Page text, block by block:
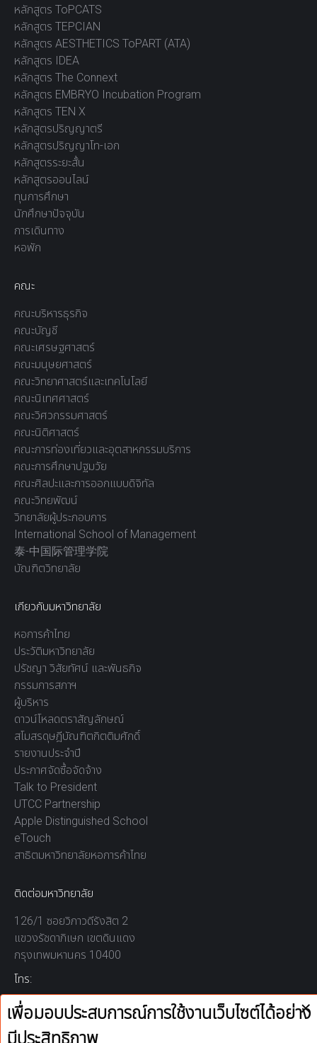
หลักสูตร ToPCATS
หลักสูตร TEPCIAN
หลักสูตร AESTHETICS ToPART (ATA)
หลักสูตร IDEA
หลักสูตร The Connext
หลักสูตร EMBRYO Incubation Program
หลักสูตร TEN X
หลักสูตรปริญญาตรี
หลักสูตรปริญญาโท-เอก
หลักสูตรระยะสั้น
หลักสูตรออนไลน์
ทุนการศึกษา
นักศึกษาปัจจุบัน
การเดินทาง
หอพัก
คณะ
คณะบริหารธุรกิจ
คณะบัญชี
คณะเศรษฐศาสตร์
คณะมนุษยศาสตร์
คณะวิทยาศาสตร์และเทคโนโลยี
คณะนิเทศศาสตร์
คณะวิศวกรรมศาสตร์
คณะนิติศาสตร์
คณะการท่องเที่ยวและอุตสาหกรรมบริการ
คณะการศึกษาปฐมวัย
คณะศิลปะและการออกแบบดิจิทัล
คณะวิทยพัฒน์
วิทยาลัยผู้ประกอบการ
International School of Management
泰-中国际管理学院
บัณฑิตวิทยาลัย
เกียวกับมหาวิทยาลัย
หอการค้าไทย
ประวัติมหาวิทยาลัย
ปรัชญา วิสัยทัศน์ และพันธกิจ
กรรมการสภาฯ
ผู้บริหาร
ดาวน์โหลดตราสัญลักษณ์
สโมสรดุษฎีบัณฑิตกิตติมศักดิ์
รายงานประจำปี
ประกาศจัดซื้อจัดจ้าง
Talk to President
UTCC Partnership
Apple Distinguished School
eTouch
สาธิตมหาวิทยาลัยหอการค้าไทย
ติดต่อมหาวิทยาลัย
126/1 ซอยวิภาวดีรังสิต 2
แขวงรัชดาภิเษก เขตดินแดง
กรุงเทพมหานคร 10400
โทร:
02-697-6000
เวลาทำการ:
8.30 - 17.00